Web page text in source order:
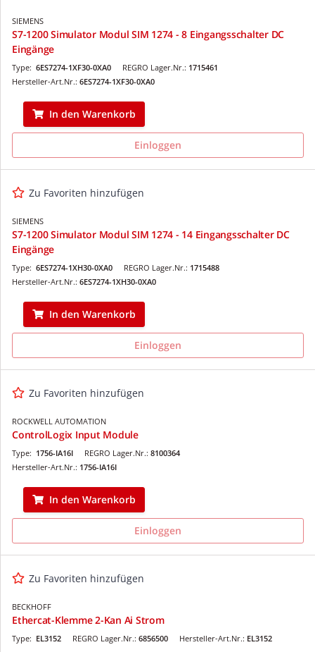
SIEMENS
S7-1200 Simulator Modul SIM 1274 - 8 Eingangsschalter DC
Eingänge
REGRO Lager.Nr.: 1715461
Type: 6ES7274-1XF30-0XA0
Hersteller-Art.Nr.: 6ES7274-1XF30-0XA0
In den Warenkorb
Einloggen
Zu Favoriten hinzufügen
SIEMENS
S7-1200 Simulator Modul SIM 1274 - 14 Eingangsschalter DC
Eingänge
REGRO Lager.Nr.: 1715488
Type: 6ES7274-1XH30-0XA0
Hersteller-Art.Nr.: 6ES7274-1XH30-0XA0
In den Warenkorb
Einloggen
Zu Favoriten hinzufügen
ROCKWELL AUTOMATION
ControlLogix Input Module
REGRO Lager.Nr.: 8100364
Type: 1756-IA16I
Hersteller-Art.Nr.: 1756-IA16I
In den Warenkorb
Einloggen
Zu Favoriten hinzufügen
BECKHOFF
Ethercat-Klemme 2-Kan Ai Strom
REGRO Lager.Nr.: 6856500
Type: EL3152 Hersteller-Art.Nr.: EL3152